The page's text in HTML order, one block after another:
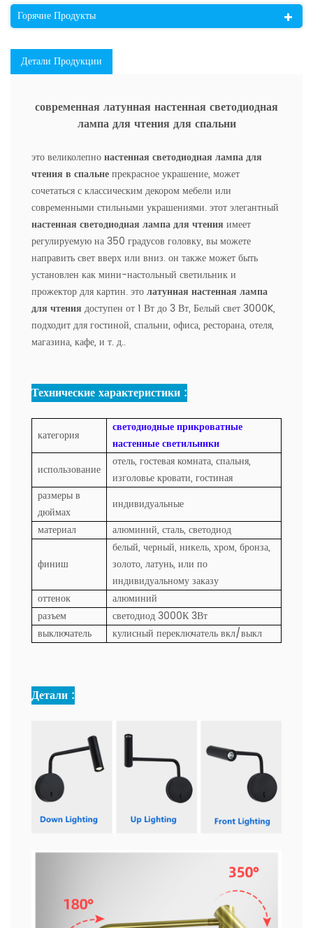
Горячие Продукты
Детали Продукции
современная латунная настенная светодиодная
лампа для чтения для спальни
это великолепнонастенная светодиодная лампа для
чтения в спальнепрекрасное украшение, может
сочетаться с классическим декором мебели или
современными стильными украшениями. этот элегантный
настенная светодиодная лампа для чтения имеет
регулируемую на 350 градусов головку, вы можете
направить свет вверх или вниз. он также может быть
установлен как мини-настольный светильник и
прожектор для картин. этолатунная настенная лампа
для чтения доступен от 1 Вт до 3 Вт, Белый свет 3000K,
подходит для гостиной, спальни, офиса, ресторана, отеля,
магазина, кафе, и т. д..
Технические характеристики :
категория
светодиодные прикроватные
настенные светильники
использование
отель, гостевая комната, спальня,
изголовье кровати, гостиная
размеры в
дюймах
индивидуальные
материал
алюминий, сталь, светодиод
финиш
белый, черный, никель, хром, бронза,
золото, латунь, или по
индивидуальному заказу
оттенок
алюминий
разъем
светодиод 3000К 3Вт
выключатель
кулисный переключатель вкл/выкл
Детали :